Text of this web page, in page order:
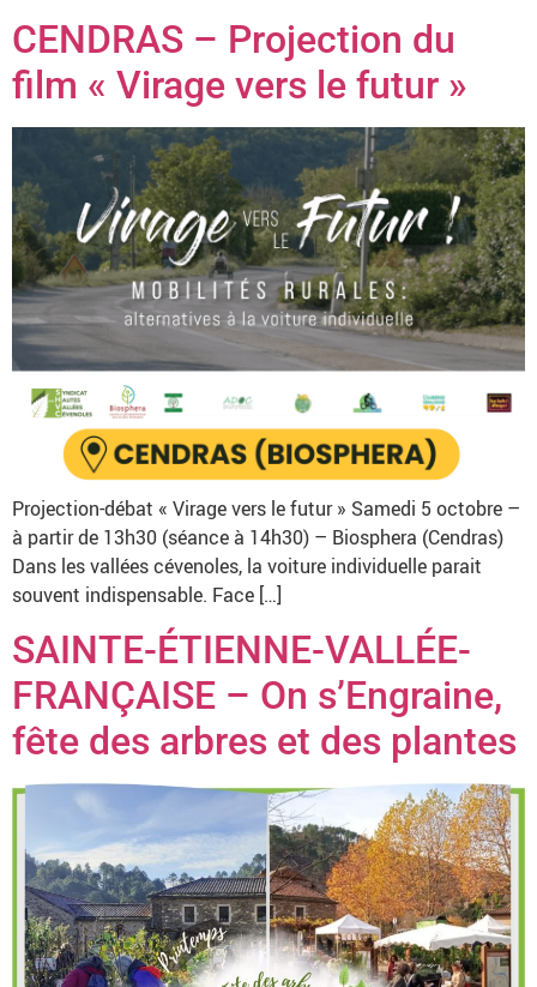
CENDRAS – Projection du
film « Virage vers le futur »
Projection-débat « Virage vers le futur » Samedi 5 octobre –
à partir de 13h30 (séance à 14h30) – Biosphera (Cendras)
Dans les vallées cévenoles, la voiture individuelle parait
souvent indispensable. Face […]
SAINTE-ÉTIENNE-VALLÉE-
FRANÇAISE – On s’Engraine,
fête des arbres et des plantes